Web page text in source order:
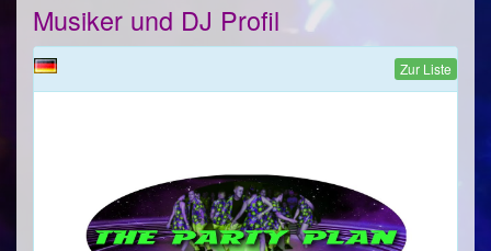
Musiker und DJ Profil
Zur Liste